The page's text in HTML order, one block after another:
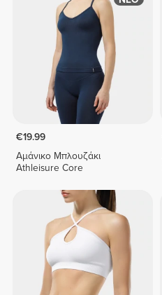
€19.99
Αμάνικο Μπλουζάκι
Athleisure Core